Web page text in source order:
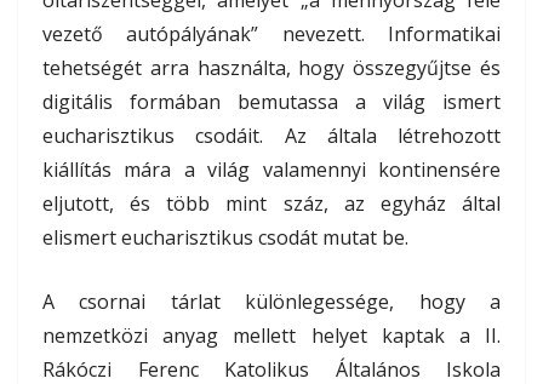
vezető autópályának” nevezett. Informatikai
tehetségét arra használta, hogy összegyűjtse és
digitális formában bemutassa a világ ismert
eucharisztikus csodáit. Az általa létrehozott
kiállítás mára a világ valamennyi kontinensére
eljutott, és több mint száz, az egyház által
elismert eucharisztikus csodát mutat be.
A csornai tárlat különlegessége, hogy a
nemzetközi anyag mellett helyet kaptak a II.
Rákóczi Ferenc Katolikus Általános Iskola